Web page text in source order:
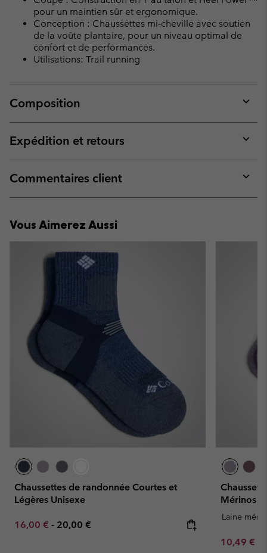
pour un maintien sûr et ergonomique.
Conception : Chaussettes mi-cheville avec soutien
de la voûte plantaire, pour un niveau optimal de
confort et de performances.
Utilisations: Trail running
Composition
or
Expédition et retours
or
Commentaires client
or
Vous Aimerez Aussi
Chaussettes de randonnée Courtes et
Légères Unisexe
Minimum sale price:
16,00 € - Maximum price:
20,00 €
Mérinos
Laine
Minimum
10,49 €